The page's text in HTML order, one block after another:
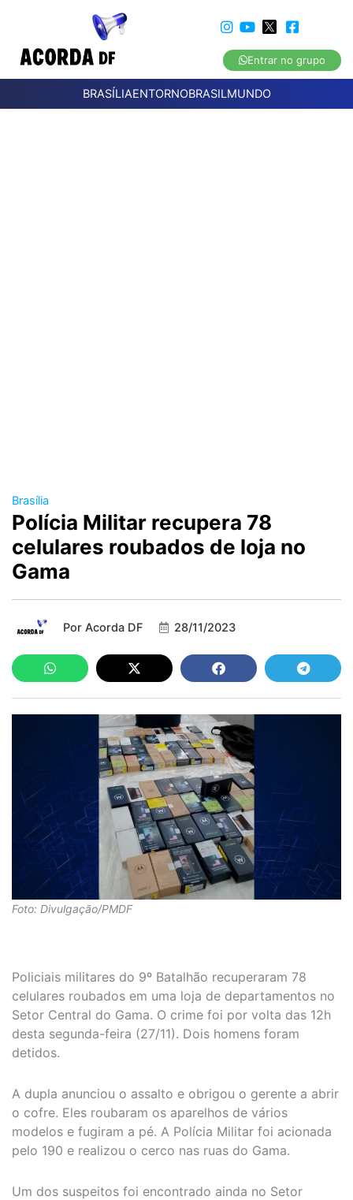
Entrar no grupo
BRASÍLIAENTORNOBRASILMUNDO
Brasília
Polícia Militar recupera 78
celulares roubados de loja no
Gama
Por Acorda DF 28/11/2023
Foto: Divulgação/PMDF
Policiais militares do 9º Batalhão recuperaram 78
celulares roubados em uma loja de departamentos no
Setor Central do Gama. O crime foi por volta das 12h
desta segunda-feira (27/11). Dois homens foram
detidos.
A dupla anunciou o assalto e obrigou o gerente a abrir
o cofre. Eles roubaram os aparelhos de vários
modelos e fugiram a pé. A Polícia Militar foi acionada
pelo 190 e realizou o cerco nas ruas do Gama.
Um dos suspeitos foi encontrado ainda no Setor